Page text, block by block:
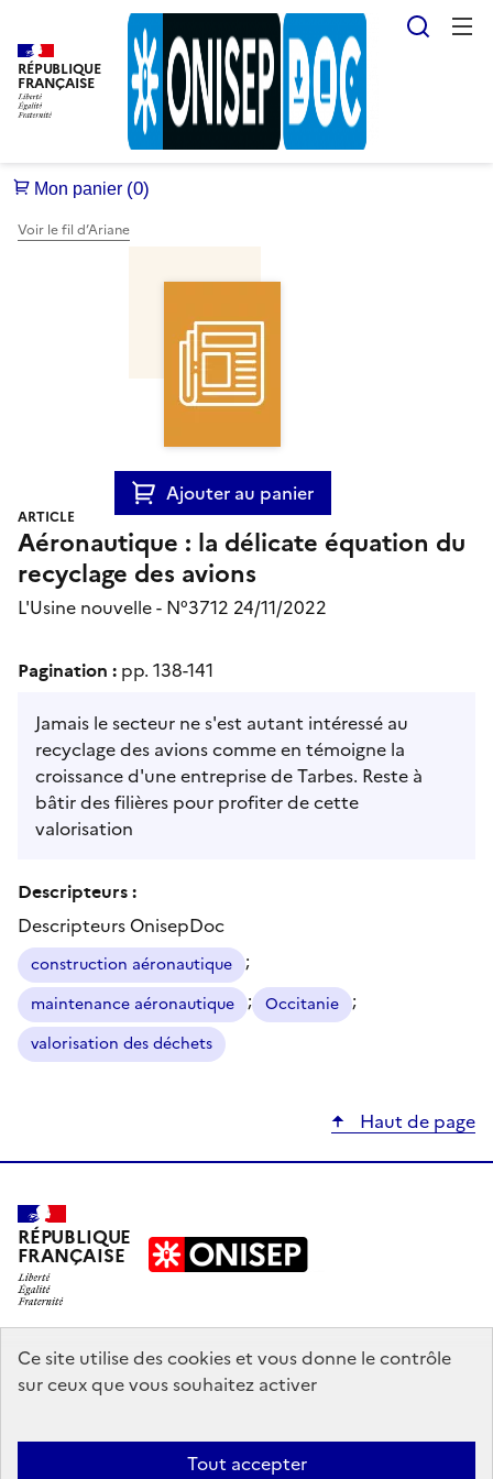
Ce site utilise des cookies et vous donne le contrôle
sur ceux que vous souhaitez activer
Tout accepter
RÉPUBLIQUE
FRANÇAISE
Voir le fil d’Ariane
Ajouter au panier
ARTICLE
Aéronautique : la délicate équation du
recyclage des avions
L'Usine nouvelle - N°3712 24/11/2022
Pagination : pp. 138-141
Jamais le secteur ne s'est autant intéressé au
recyclage des avions comme en témoigne la
croissance d'une entreprise de Tarbes. Reste à
bâtir des filières pour profiter de cette
valorisation
Descripteurs :
Descripteurs OnisepDoc
construction aéronautique ;
maintenance aéronautique ; Occitanie ;
valorisation des déchets
Haut de page
RÉPUBLIQUE
FRANÇAISE
education.gouv.fr
enseignementsup-recherche.gouv.fr